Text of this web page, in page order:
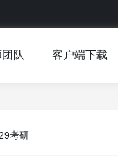
队 客户端下载
29考研